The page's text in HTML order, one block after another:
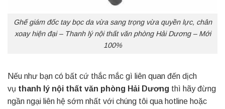
Ghế giám đốc tay bọc da vừa sang trọng vừa quyền lực, chân
xoay hiện đại – Thanh lý nội thất văn phòng Hải Dương – Mới
100%
Nếu như bạn có bất cứ thắc mắc gì liên quan đến dịch
vụ thanh lý nội thất văn phòng Hải Dương thì hãy đừng
ngần ngại liên hệ sớm nhất với chúng tôi qua hotline hoặc